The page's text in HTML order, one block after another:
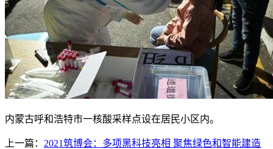
内蒙古呼和浩特市一核酸采样点设在居民小区内。
上一篇： 2021筑博会：多项黑科技亮相 聚焦绿色和智能建造